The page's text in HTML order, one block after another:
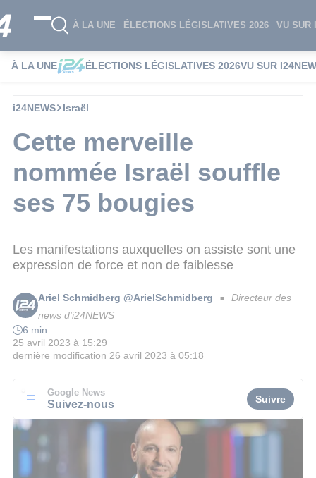
À LA UNE ÉLECTIONS LÉGISLATIVES 2026 VU SUR
À LA UNE ÉLECTIONS LÉGISLATIVES 2026VU SUR
i24NEWS Israël
Cette merveille
nommée Israël souffle
ses 75 bougies
Les manifestations auxquelles on assiste sont une
expression de force et non de faiblesse
Ariel Schmidberg @ArielSchmidberg ■ Directeur des
news d'i24NEWS
6 min
25 avril 2023 à 15:29
dernière modification 26 avril 2023 à 05:18
Google News
Suivez-nous Suivre